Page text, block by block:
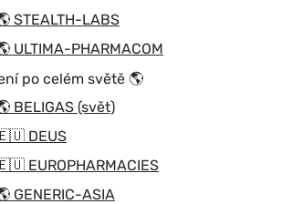
STEALTH-LABS
ULTIMA-PHARMACOM
po celém světě 🌎
BELIGAS (svět)
DEUS
EUROPHARMACIES
GENERIC-ASIA